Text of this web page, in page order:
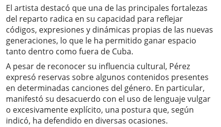
El artista destacó que una de las principales fortalezas
del reparto radica en su capacidad para reflejar
códigos, expresiones y dinámicas propias de las nuevas
generaciones, lo que le ha permitido ganar espacio
tanto dentro como fuera de Cuba.
A pesar de reconocer su influencia cultural, Pérez
expresó reservas sobre algunos contenidos presentes
en determinadas canciones del género. En particular,
manifestó su desacuerdo con el uso de lenguaje vulgar
o excesivamente explícito, una postura que, según
indicó, ha defendido en diversas ocasiones.